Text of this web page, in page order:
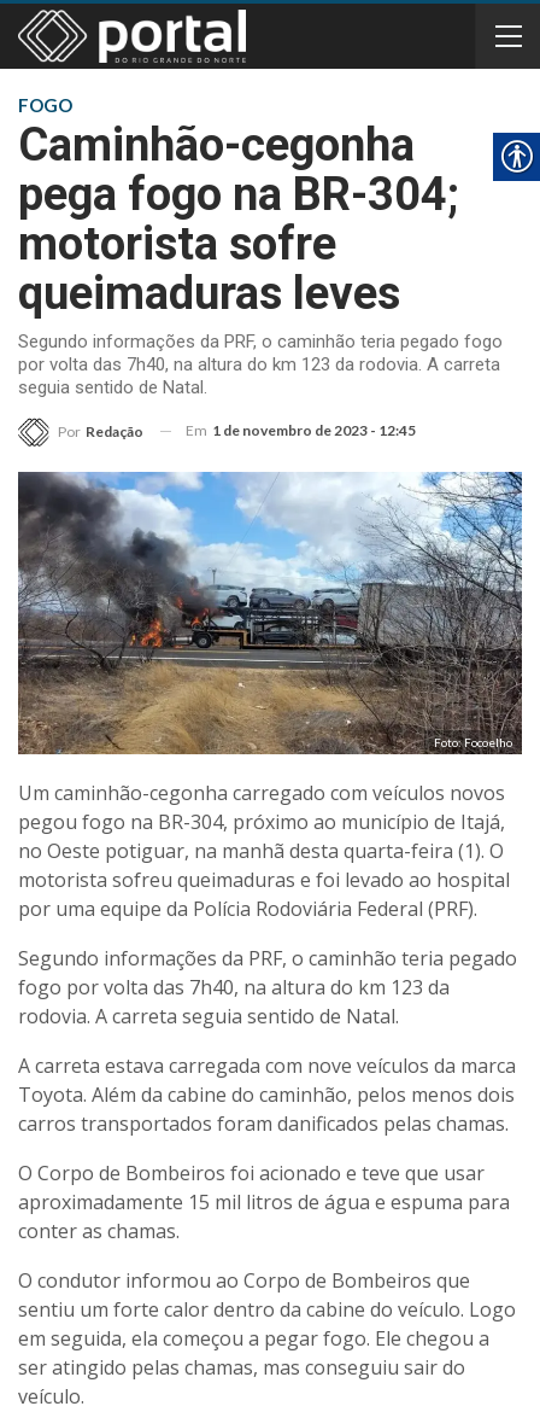
FOGO
Caminhão-cegonha
pega fogo na BR-304;
motorista sofre
queimaduras leves
Segundo informações da PRF, o caminhão teria pegado fogo
por volta das 7h40, na altura do km 123 da rodovia. A carreta
seguia sentido de Natal.
Por Redação Em 1 de novembro de 2023 - 12:45
Foto: Focoelho
Um caminhão-cegonha carregado com veículos novos
pegou fogo na BR-304, próximo ao município de Itajá,
no Oeste potiguar, na manhã desta quarta-feira (1). O
motorista sofreu queimaduras e foi levado ao hospital
por uma equipe da Polícia Rodoviária Federal (PRF).
Segundo informações da PRF, o caminhão teria pegado
fogo por volta das 7h40, na altura do km 123 da
rodovia. A carreta seguia sentido de Natal.
A carreta estava carregada com nove veículos da marca
Toyota. Além da cabine do caminhão, pelos menos dois
carros transportados foram danificados pelas chamas.
O Corpo de Bombeiros foi acionado e teve que usar
aproximadamente 15 mil litros de água e espuma para
conter as chamas.
O condutor informou ao Corpo de Bombeiros que
sentiu um forte calor dentro da cabine do veículo. Logo
em seguida, ela começou a pegar fogo. Ele chegou a
ser atingido pelas chamas, mas conseguiu sair do
veículo.